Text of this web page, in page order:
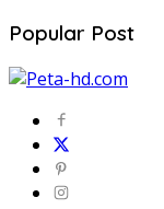
Popular Post